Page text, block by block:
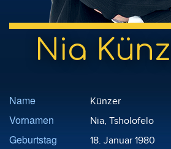
Nia
Name Künzer
Vornamen Nia, Tsholofelo
Geburtstag 18. Januar 1980